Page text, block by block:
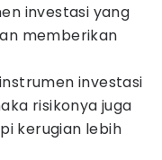
investasi yang
memberikan
investasi
risikonya juga
kerugian lebih